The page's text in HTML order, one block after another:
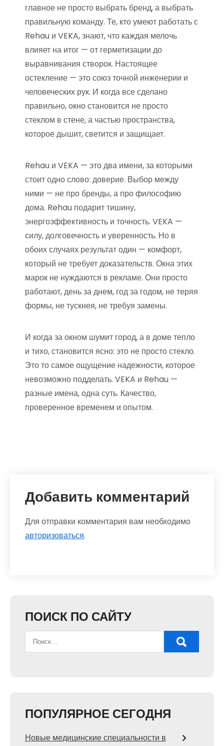
главное не просто выбрать бренд, а выбрать
правильную команду. Те, кто умеют работать с
Rehau и VEKA, знают, что каждая мелочь
влияет на итог — от герметизации до
выравнивания створок. Настоящее
остекление — это союз точной инженерии и
человеческих рук. И когда все сделано
правильно, окно становится не просто
стеклом в стене, а частью пространства,
которое дышит, светится и защищает.
Rehau и VEKA — это два имени, за которыми
стоит одно слово: доверие. Выбор между
ними — не про бренды, а про философию
дома. Rehau подарит тишину,
энергоэффективность и точность. VEKA —
силу, долговечность и уверенность. Но в
обоих случаях результат один — комфорт,
который не требует доказательств. Окна этих
марок не нуждаются в рекламе. Они просто
работают, день за днем, год за годом, не теряя
формы, не тускнея, не требуя замены.
И когда за окном шумит город, а в доме тепло
и тихо, становится ясно: это не просто стекло.
Это то самое ощущение надежности, которое
невозможно подделать. VEKA и Rehau —
разные имена, одна суть. Качество,
проверенное временем и опытом.
Добавить комментарий
Для отправки комментария вам необходимо
авторизоваться.
ПОИСК ПО САЙТУ
ПОПУЛЯРНОЕ СЕГОДНЯ
Новые медицинские специальности в